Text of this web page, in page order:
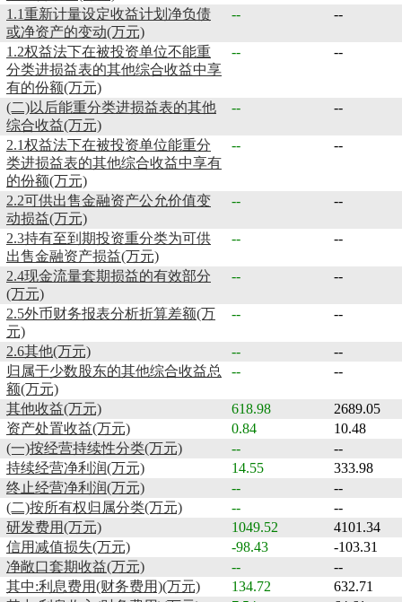
1.1重新计量设定收益计划净负债
或净资产的变动(万元)
-- --
1.2权益法下在被投资单位不能重
分类进损益表的其他综合收益中享
有的份额(万元)
-- --
(二)以后能重分类进损益表的其他
综合收益(万元)
-- --
2.1权益法下在被投资单位能重分
类进损益表的其他综合收益中享有
的份额(万元)
-- --
2.2可供出售金融资产公允价值变
动损益(万元)
-- --
2.3持有至到期投资重分类为可供
出售金融资产损益(万元)
-- --
2.4现金流量套期损益的有效部分
(万元)
-- --
2.5外币财务报表分析折算差额(万
元)
-- --
2.6其他(万元) --
--
归属于少数股东的其他综合收益总
额(万元)
-- --
其他收益(万元) 618.98
2689.05
资产处置收益(万元)
0.84
10.48
(一)按经营持续性分类(万元)
--
--
持续经营净利润(万元)
14.55
333.98
终止经营净利润(万元)
--
--
(二)按所有权归属分类(万元)
--
--
研发费用(万元)
1049.52
4101.34
信用减值损失(万元)
-98.43
-103.31
净敞口套期收益(万元)
--
--
其中:利息费用(财务费用)(万元)
134.72
632.71